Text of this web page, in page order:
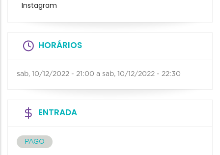
Instagram
HORÁRIOS
sab, 10/12/2022 - 21:00 a sab, 10/12/2022 - 22:30
ENTRADA
PAGO